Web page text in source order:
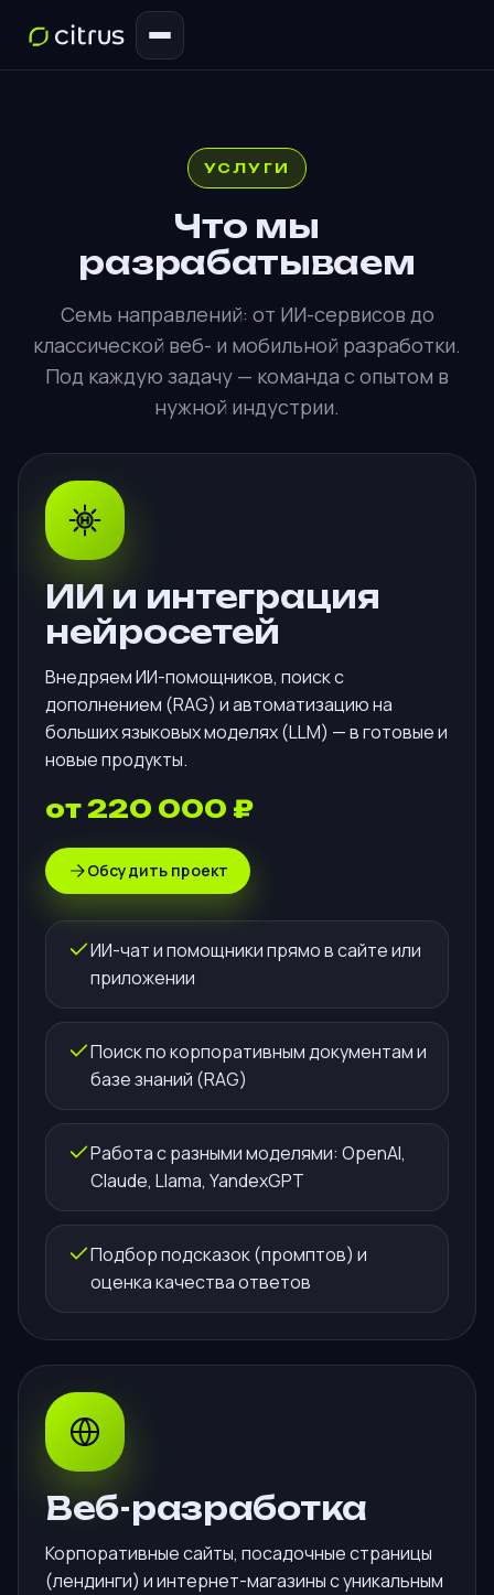
УСЛУГИ
Что мы
разрабатываем
Семь направлений: от ИИ-сервисов до
классической веб- и мобильной разработки.
Под каждую задачу — команда с опытом в
нужной индустрии.
ИИ и интеграция
нейросетей
Внедряем ИИ-помощников, поиск с
дополнением (RAG) и автоматизацию на
больших языковых моделях (LLM) — в готовые и
новые продукты.
от 220 000 ₽
Обсудить проект
ИИ-чат и помощники прямо в сайте или
приложении
Поиск по корпоративным документам и
базе знаний (RAG)
Работа с разными моделями: OpenAI,
Claude, Llama, YandexGPT
Подбор подсказок (промптов) и
оценка качества ответов
Веб-разработка
Корпоративные сайты, посадочные страницы
(лендинги) и интернет-магазины с уникальным